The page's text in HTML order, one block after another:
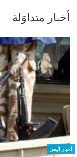
أخبار متداوَلة
اخبار اليمن